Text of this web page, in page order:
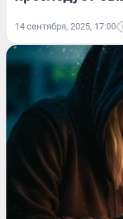
14 сентября, 2025, 17:00